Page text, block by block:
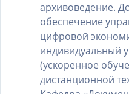
архивоведение.
обеспечение
цифровой
индивидуальный
(ускоренное
дистанционной